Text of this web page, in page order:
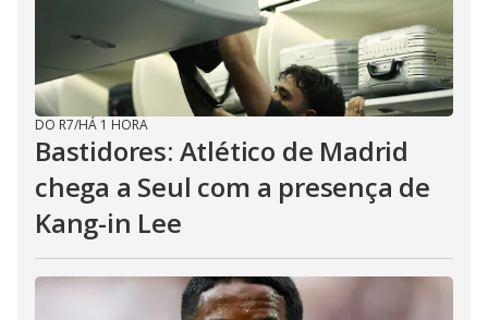
DO R7/HÁ 1 HORA
Bastidores: Atlético de Madrid
chega a Seul com a presença de
Kang-in Lee